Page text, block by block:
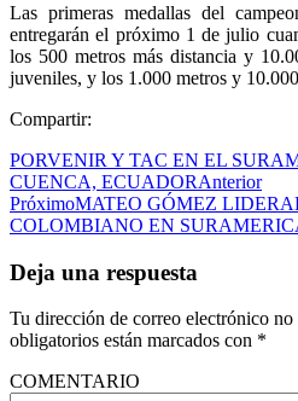
Las primeras medallas del
entregarán el próximo 1 de julio
los 500 metros más distancia y
juveniles, y los 1.000 metros y
Compartir:
PORVENIR Y TAC EN EL
CUENCA, ECUADORAnterior
PróximoMATEO GÓMEZ
COLOMBIANO EN
Deja una respuesta
Tu dirección de correo electrónico no
obligatorios están marcados con *
COMENTARIO